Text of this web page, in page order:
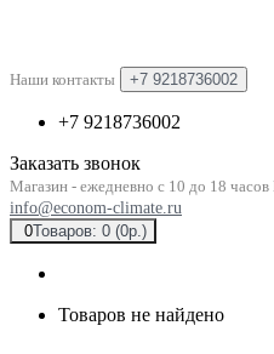
Наши контакты +7 9218736002
+7 9218736002
Заказать звонок
Магазин - ежедневно с 10 до 18
info@econom-climate.ru
0Товаров: 0 (0р.)
Товаров не найдено